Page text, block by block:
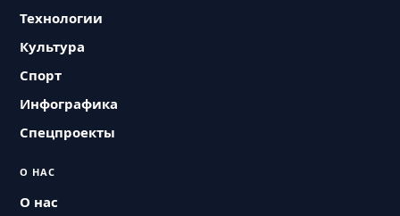
Технологии
Культура
Спорт
Инфографика
Спецпроекты
О НАС
О нас